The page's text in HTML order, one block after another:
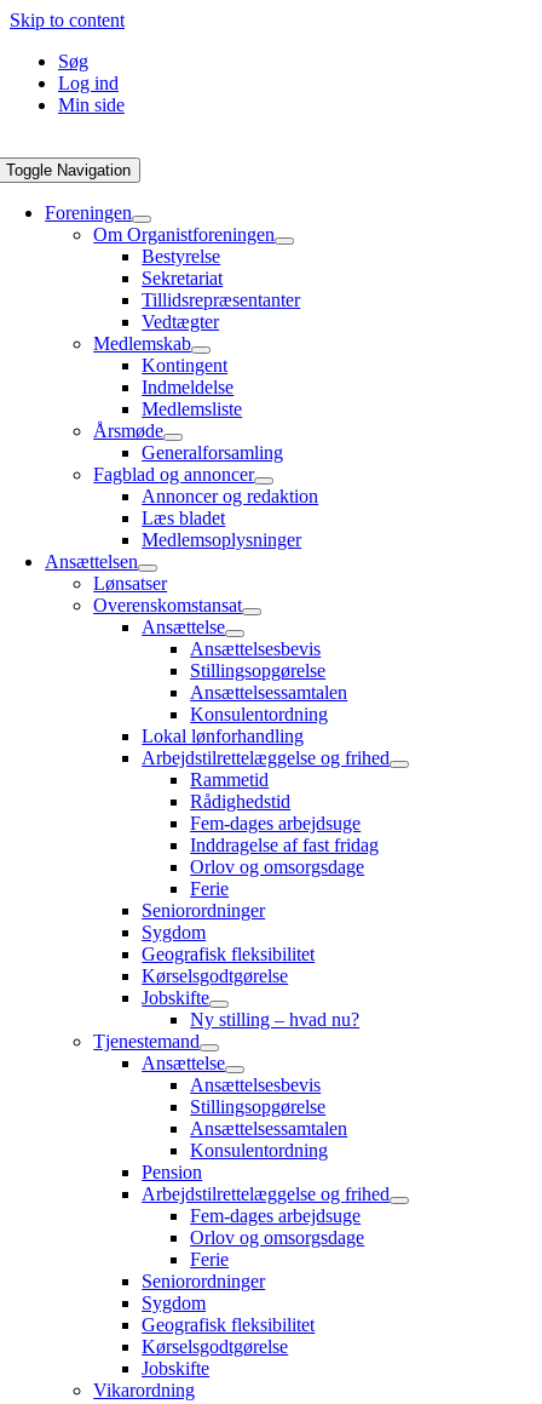
Skip to content
Søg
Log ind
Min side
Toggle Navigation
Foreningen
Om Organistforeningen
Bestyrelse
Sekretariat
Tillidsrepræsentanter
Vedtægter
Medlemskab
Kontingent
Indmeldelse
Medlemsliste
Årsmøde
Generalforsamling
Fagblad og annoncer
Annoncer og redaktion
Læs bladet
Medlemsoplysninger
Ansættelsen
Lønsatser
Overenskomstansat
Ansættelse
Ansættelsesbevis
Stillingsopgørelse
Ansættelsessamtalen
Konsulentordning
Lokal lønforhandling
Arbejdstilrettelæggelse og frihed
Rammetid
Rådighedstid
Fem-dages arbejdsuge
Inddragelse af fast fridag
Orlov og omsorgsdage
Ferie
Seniorordninger
Sygdom
Geografisk fleksibilitet
Kørselsgodtgørelse
Jobskifte
Ny stilling – hvad nu?
Tjenestemand
Ansættelse
Ansættelsesbevis
Stillingsopgørelse
Ansættelsessamtalen
Konsulentordning
Pension
Arbejdstilrettelæggelse og frihed
Fem-dages arbejdsuge
Orlov og omsorgsdage
Ferie
Seniorordninger
Sygdom
Geografisk fleksibilitet
Kørselsgodtgørelse
Jobskifte
Vikarordning